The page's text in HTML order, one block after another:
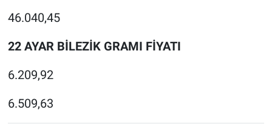
46.040,45
22 AYAR BİLEZİK GRAMI FİYATI
6.209,92
6.509,63